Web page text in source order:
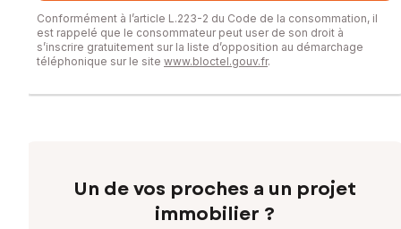
Conformément à l’article L.223-2 du Code de la consommation, il
est rappelé que le consommateur peut user de son droit à
s’inscrire gratuitement sur la liste d’opposition au démarchage
téléphonique sur le site www.bloctel.gouv.fr.
Un de vos proches a un projet
immobilier ?